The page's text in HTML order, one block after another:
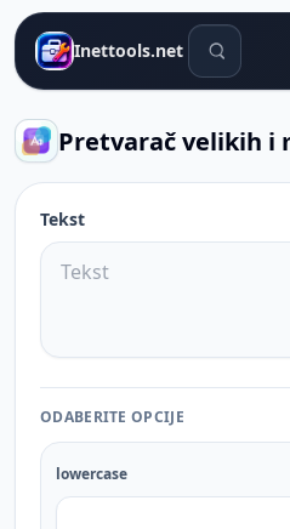
Inettools.net Alati za
Pretvarač velikih i
Tekst
ODABERITE OPCIJE
lowercase